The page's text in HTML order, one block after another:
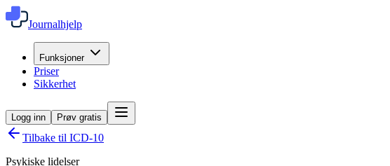
Journalhjelp
Funksjoner
Priser
Sikkerhet
Logg inn Prøv gratis
Tilbake til ICD-10
Psykiske lidelser